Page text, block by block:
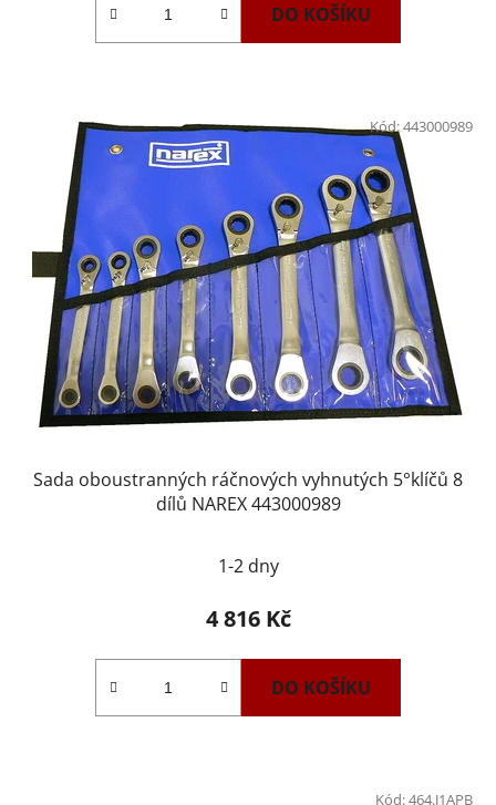
DO KOŠÍKU
Sada oboustranných ráčnových vyhnutých 5°klíčů 8
dílů NAREX 443000989
1-2 dny
4 816 Kč
DO KOŠÍKU
Kód:443000989
Kód:464.J1APB